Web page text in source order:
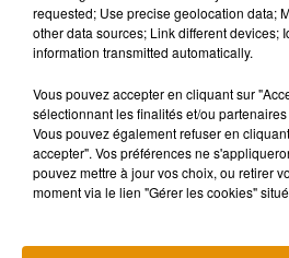
Madonna sort
Sensation »
Angèle et
collaboration
requested; Use precise geolocation data;
other data sources; Link different devices;
information transmitted automatically.
Vous pouvez accepter en cliquant sur
sélectionnant les finalités et/ou
Vous pouvez également refuser en
accepter". Vos préférences ne
pouvez mettre à jour vos choix, ou retirer
moment via le lien "Gérer les cookies"